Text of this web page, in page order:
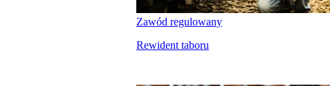
Zawód regulowany
Rewident taboru